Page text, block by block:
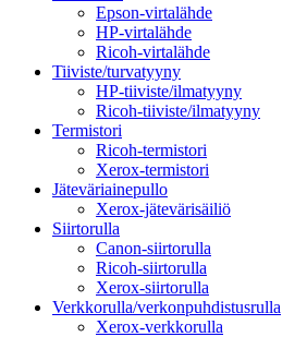
Epson-virtalähde
HP-virtalähde
Ricoh-virtalähde
Tiiviste/turvatyyny
HP-tiiviste/ilmatyyny
Ricoh-tiiviste/ilmatyyny
Termistori
Ricoh-termistori
Xerox-termistori
Jäteväriainepullo
Xerox-jätevärisäiliö
Siirtorulla
Canon-siirtorulla
Ricoh-siirtorulla
Xerox-siirtorulla
Verkkorulla/verkonpuhdistusrulla
Xerox-verkkorulla